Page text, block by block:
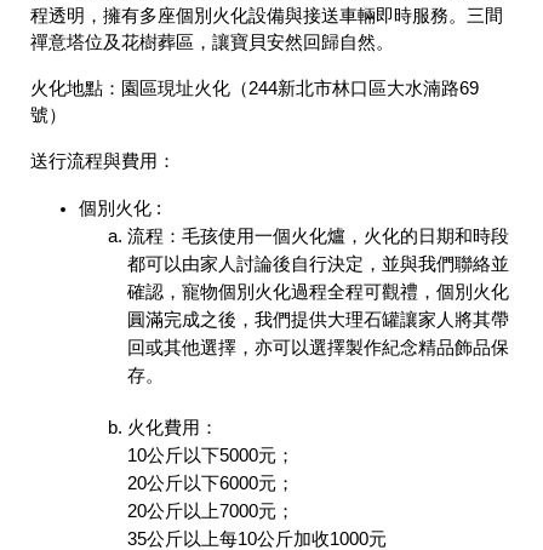
程透明，擁有多座個別火化設備與接送車輛即時服務。三間
禪意塔位及花樹葬區，讓寶貝安然回歸自然。
火化地點： 園區現址火化（244新北市林口區大水湳路69
號）
送行流程與費用：
個別火化 :
流程：毛孩使用一個火化爐，火化的日期和時段
都可以由家人討論後自行決定，並與我們聯絡並
確認，寵物個別火化過程全程可觀禮，個別火化
圓滿完成之後，我們提供大理石罐讓家人將其帶
回或其他選擇，亦可以選擇製作紀念精品飾品保
存。
火化費用：
10公斤以下5000元；
20公斤以下6000元；
20公斤以上7000元；
35公斤以上每10公斤加收1000元